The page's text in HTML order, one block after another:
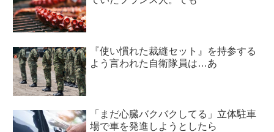
『使い慣れた裁縫セット』を持参する
よう言われた自衛隊員は…あ
「まだ心臓バクバクしてる」立体駐車
場で車を発進しようとしたら